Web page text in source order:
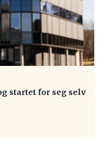
startet for seg selv